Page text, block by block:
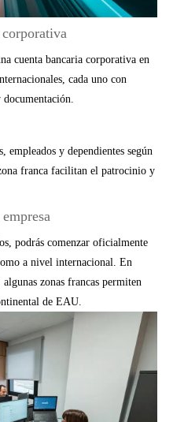
cuenta bancaria corporativa en
cada uno con
empleados y dependientes según
franca facilitan el patrocinio y
podrás comenzar oficialmente
a nivel internacional. En
zonas francas permiten
de EAU.